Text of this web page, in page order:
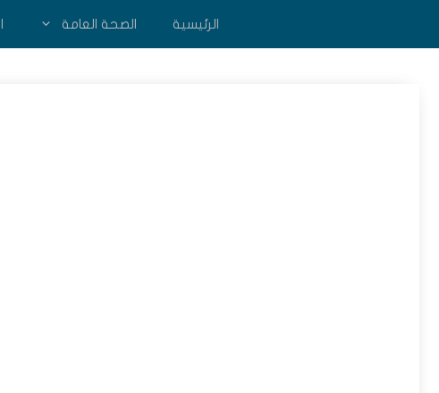
الرئيسية الصحة العامة